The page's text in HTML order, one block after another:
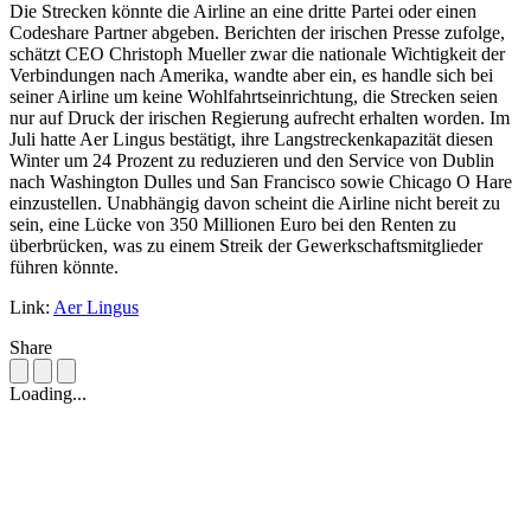
Die Strecken könnte die Airline an eine dritte Partei oder einen
Codeshare Partner abgeben. Berichten der irischen Presse zufolge,
schätzt CEO Christoph Mueller zwar die nationale Wichtigkeit der
Verbindungen nach Amerika, wandte aber ein, es handle sich bei
seiner Airline um keine Wohlfahrtseinrichtung, die Strecken seien
nur auf Druck der irischen Regierung aufrecht erhalten worden. Im
Juli hatte Aer Lingus bestätigt, ihre Langstreckenkapazität diesen
Winter um 24 Prozent zu reduzieren und den Service von Dublin
nach Washington Dulles und San Francisco sowie Chicago O Hare
einzustellen. Unabhängig davon scheint die Airline nicht bereit zu
sein, eine Lücke von 350 Millionen Euro bei den Renten zu
überbrücken, was zu einem Streik der Gewerkschaftsmitglieder
führen könnte.
Link: Aer Lingus
Share
Loading...